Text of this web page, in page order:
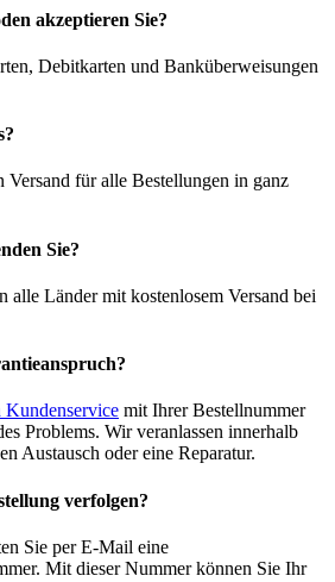
akzeptieren Sie?
Debitkarten und Banküberweisungen
Versand für alle Bestellungen in ganz
Sie?
alle Länder mit kostenlosem Versand bei
Kundenservice mit Ihrer Bestellnummer
Problems. Wir veranlassen innerhalb
Austausch oder eine Reparatur.
verfolgen?
Sie per E-Mail eine
Mit dieser Nummer können Sie Ihr